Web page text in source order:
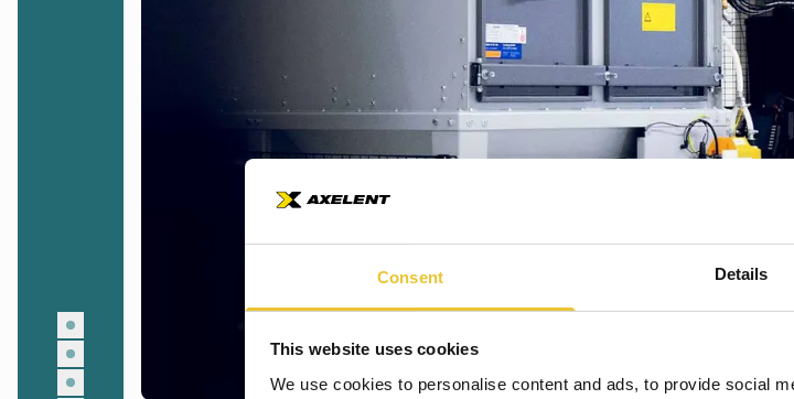
Consent Details
This website uses cookies
We use cookies to personalise content and ads, to provide social
Bienvenido al Safety
te mantendrá siempre